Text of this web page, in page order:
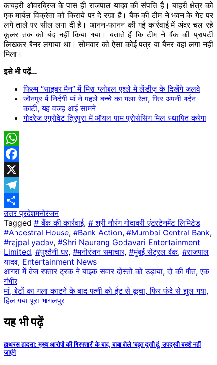
कचहरी ओवरब्रिज के पास ही राजपाल यादव की संपत्ति है। बाहरी क्षेत्र को
एक मार्बल विक्रेता को किराये पर दे रखा है। बैंक की टीम ने भवन के गेट पर
लगे ताले पर सील लगा दी है। आनन-फानन की गई कार्रवाई में अंदर चल रहे
कूलर तक को बंद नहीं किया गया। बताते हैं कि टीम ने बैंक की प्रापर्टी
लिखकर बैनर लगाया था। सोमवार को ऐसा कोई पत्र या बैनर वहां लगा नहीं
मिला।
इसे भी पढ़ें…
फिल्म “साइबर मैन” में मिस ग्लोबल एश्ले मे लेंडीज़ के दिखेंगे जलवे
जौनपुर में निर्दयी मां ने पहले बच्चे का गला रेता, फिर अपनी गर्दन
काटी, यह वजह आई सामने
गोदरेज एग्रोवेट त्रिपुरा में ऑयल पाम प्रोसेसिंग मिल स्थापित करेगा
WhatsApp
Facebook
X
Telegram
Share
उत्तर प्रदेशमनोरंजन
Tagged # बैंक की कार्रवाई, # श्री नौरंग गोदावरी एंटरटेनमेंट लिमिटेड,
#Ancestral House, #Bank Action, #Mumbai Central Bank,
#rajpal yadav, #Shri Naurang Godavari Entertainment
Limited, #पुश्तैनी घर, #मनोरंजन समाचार, #मुंबई सेंट्रल बैंक, #राजपाल
यादव, Entertainment News
Post
navigation
आगरा में तेज रफ्तार ट्रक ने बाइक सवार दोस्तों को उड़ाया, दो की मौत, एक
गंभीर
मां, बेटों का गला काटने के बाद पत्नी को ईंट से कूचा, फिर फंदे से झुल गया,
हिल गया पूरा भागलपुर
यह भी पढ़ें
हाथरस हादसा: मुख्य आरोपी की गिरफ्तारी के बाद, बाबा बोले ‘बहुत दुखी हूं, उपद्रवी बख्शे नहीं
जाएंगे